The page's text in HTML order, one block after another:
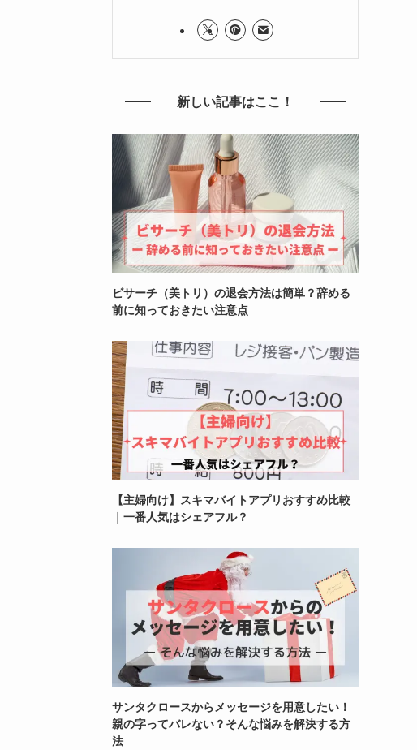
新しい記事はここ！
ビサーチ（美トリ）の退会方法は簡単？辞める
前に知っておきたい注意点
【主婦向け】スキマバイトアプリおすすめ比較
｜一番人気はシェアフル？
サンタクロースからメッセージを用意したい！
親の字ってバレない？そんな悩みを解決する方
法